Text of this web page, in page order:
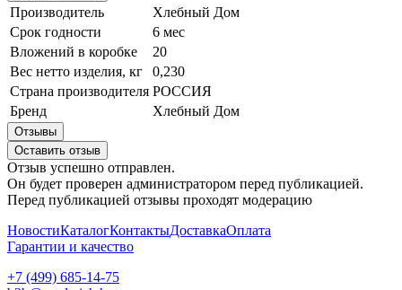
Производитель
Хлебный Дом
Срок годности
6 мес
Вложений в коробке
20
Вес нетто изделия, кг
0,230
Страна производителя РОССИЯ
Бренд
Хлебный Дом
Отзывы
Оставить отзыв
Отзыв успешно отправлен.
Он будет проверен администратором перед публикацией.
Перед публикацией отзывы проходят модерацию
НовостиКаталогКонтактыДоставкаОплата
Гарантии и качество
+7 (499) 685-14-75